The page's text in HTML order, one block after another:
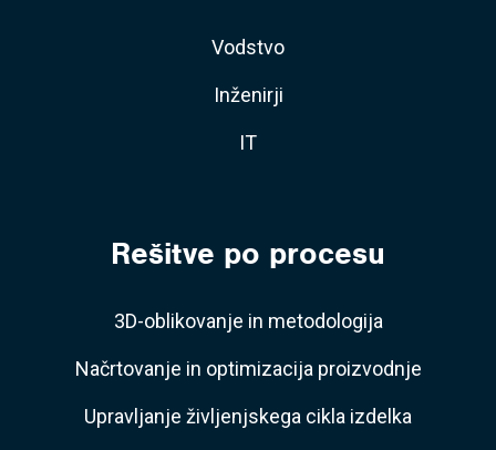
Vodstvo
Inženirji
IT
Rešitve po procesu
3D-oblikovanje in metodologija
Načrtovanje in optimizacija proizvodnje
Upravljanje življenjskega cikla izdelka